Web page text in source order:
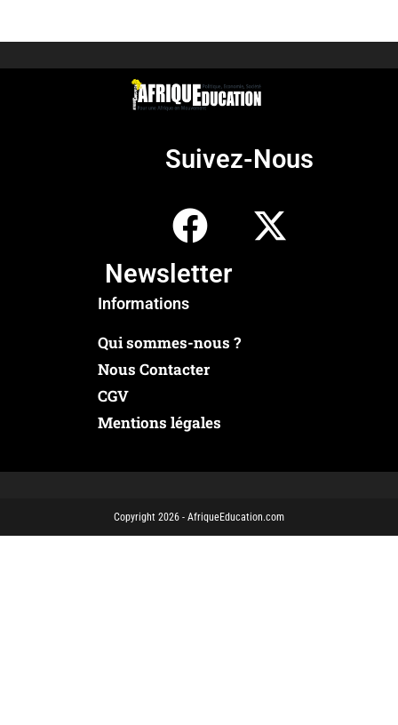
Suivez-Nous
Newsletter
Informations
Qui sommes-nous ?
Nous Contacter
CGV
Mentions légales
Copyright 2026 - AfriqueEducation.com